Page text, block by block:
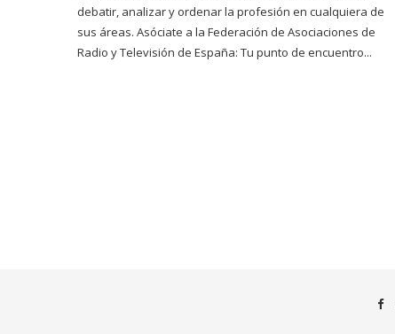
debatir, analizar y ordenar la profesión en cualquiera de
sus áreas. Asóciate a la Federación de Asociaciones de
Radio y Televisión de España: Tu punto de encuentro...